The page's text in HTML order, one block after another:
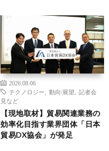
2026.08.06
テクノロジー
動向/展望
記者会
見など
【現地取材】貿易関連業務の
効率化目指す業界団体「日本
貿易DX協会」が発足